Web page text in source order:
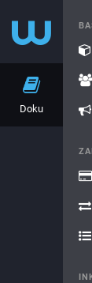
Doku